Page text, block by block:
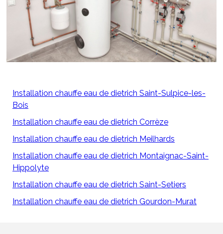
Installation chauffe eau de dietrich Saint-Sulpice-les-
Bois
Installation chauffe eau de dietrich Corrèze
Installation chauffe eau de dietrich Meilhards
Installation chauffe eau de dietrich Montaignac-Saint-
Hippolyte
Installation chauffe eau de dietrich Saint-Setiers
Installation chauffe eau de dietrich Gourdon-Murat